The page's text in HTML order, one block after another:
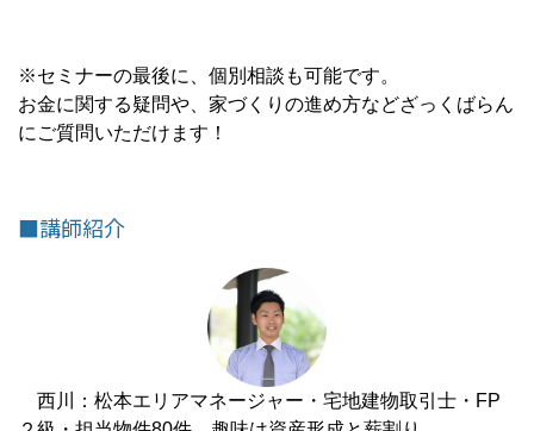
※セミナーの最後に、個別相談も可能です。
お金に関する疑問や、家づくりの進め方などざっくばらん
にご質問いただけます！
■講師紹介
西川：松本エリアマネージャー・宅地建物取引士・FP